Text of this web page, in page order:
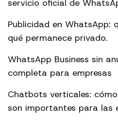
servicio oficial de
Publicidad en WhatsApp:
qué permanece privado.
WhatsApp Business sin
completa para empresas
Chatbots verticales:
son importantes para las